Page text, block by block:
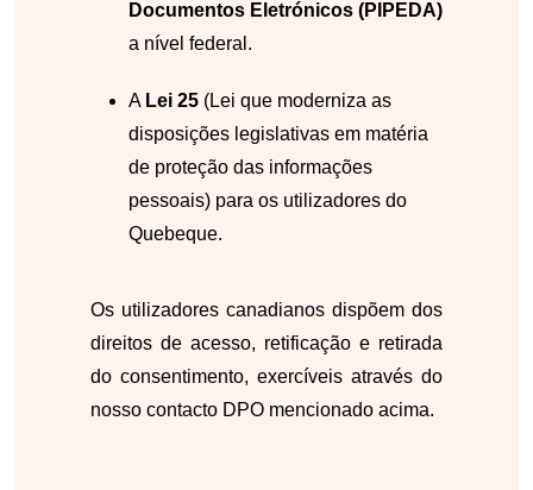
Documentos Eletrónicos (PIPEDA)
a nível federal.
A Lei 25 (Lei que moderniza as
disposições legislativas em matéria
de proteção das informações
pessoais) para os utilizadores do
Quebeque.
Os utilizadores canadianos dispõem dos
direitos de acesso, retificação e retirada
do consentimento, exercíveis através do
nosso contacto DPO mencionado acima.